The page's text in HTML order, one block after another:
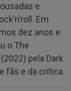
e
Em
dez anos e
o The
pela Dark
fãs e da crítica.